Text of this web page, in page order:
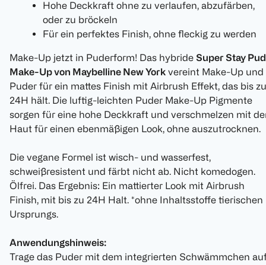
Hohe Deckkraft ohne zu verlaufen, abzufärben,
oder zu bröckeln
Für ein perfektes Finish, ohne fleckig zu werden
Make-Up jetzt in Puderform! Das hybride Super Stay
Make-Up von Maybelline New York vereint Make-Up und
Puder für ein mattes Finish mit Airbrush Effekt, das bis zu
24H hält. Die luftig-leichten Puder Make-Up Pigmente
sorgen für eine hohe Deckkraft und verschmelzen mit
Haut für einen ebenmäßigen Look, ohne auszutrocknen.
Die vegane Formel ist wisch- und wasserfest,
schweißresistent und färbt nicht ab. Nicht komedogen.
Ölfrei. Das Ergebnis: Ein mattierter Look mit Airbrush
Finish, mit bis zu 24H Halt. *ohne Inhaltsstoffe tierischen
Ursprungs.
Anwendungshinweis:
Trage das Puder mit dem integrierten Schwämmchen